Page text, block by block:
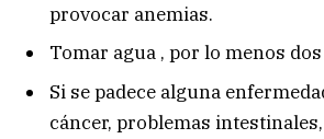
provocar anemias.
Tomar agua , por lo menos
Si se padece alguna
cáncer, problemas